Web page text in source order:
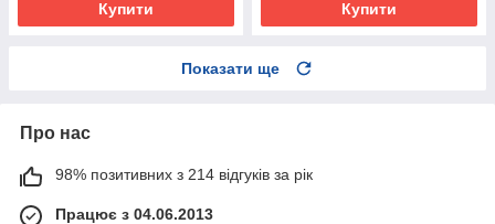
Купити Купити
Показати ще
Про нас
98% позитивних з 214 відгуків за рік
Працює з 04.06.2013